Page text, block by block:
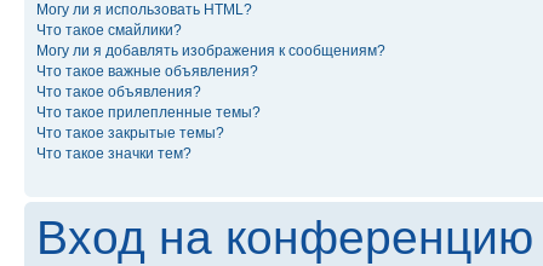
Могу ли я использовать HTML?
Что такое смайлики?
Могу ли я добавлять изображения к сообщениям?
Что такое важные объявления?
Что такое объявления?
Что такое прилепленные темы?
Что такое закрытые темы?
Что такое значки тем?
Вход на конференцию